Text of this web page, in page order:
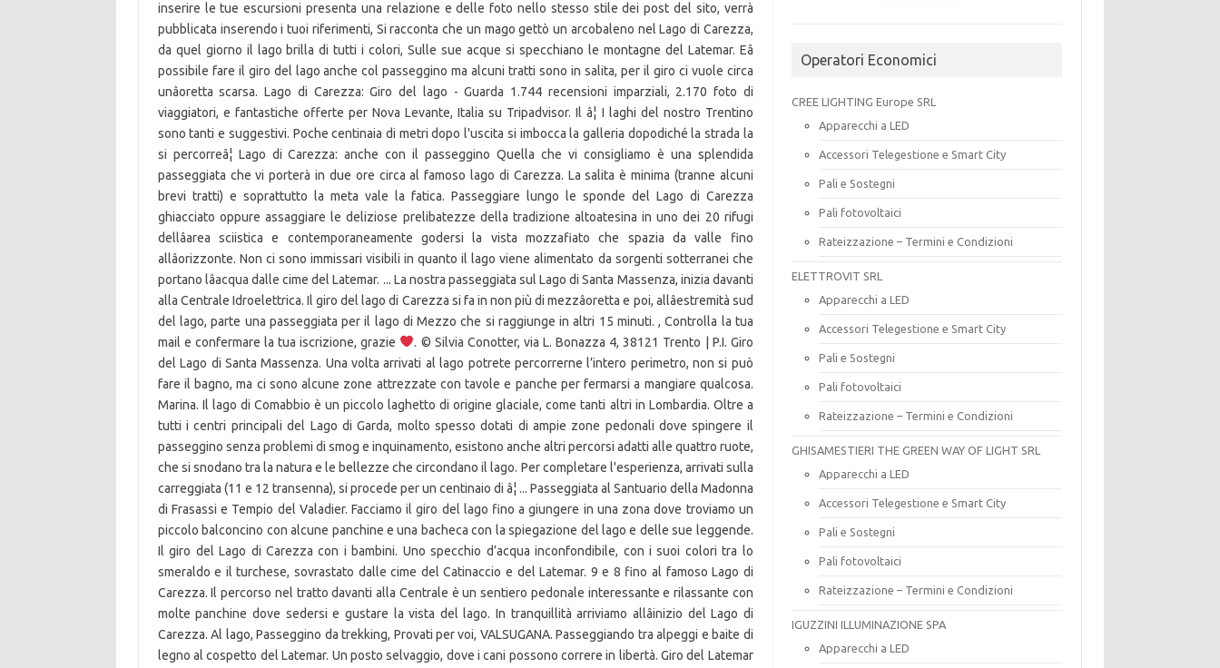
inserire le tue escursioni presenta una relazione e delle foto nello stesso stile dei post del sito, verrà
pubblicata inserendo i tuoi riferimenti, Si racconta che un mago gettò un arcobaleno nel Lago di Carezza,
da quel giorno il lago brilla di tutti i colori, Sulle sue acque si specchiano le montagne del Latemar . Eâ
possibile fare il giro del lago anche col passeggino ma alcuni tratti sono in salita, per il giro ci vuole circa
unâoretta scarsa. Lago di Carezza: Giro del lago - Guarda 1.744 recensioni imparziali, 2.170 foto di
viaggiatori, e fantastiche offerte per Nova Levante, Italia su Tripadvisor. Il â¦ I laghi del nostro Trentino
sono tanti e suggestivi. Poche centinaia di metri dopo l'uscita si imbocca la galleria dopodiché la strada la
si percorreâ¦ Lago di Carezza: anche con il passeggino Quella che vi consigliamo è una splendida
passeggiata che vi porterà in due ore circa al famoso lago di Carezza. La salita è minima (tranne alcuni
brevi tratti) e soprattutto la meta vale la fatica. Passeggiare lungo le sponde del Lago di Carezza
ghiacciato oppure assaggiare le deliziose prelibatezze della tradizione altoatesina in uno dei 20 rifugi
dellâarea sciistica e contemporaneamente godersi la vista mozzafiato che spazia da valle fino
allâorizzonte. Non ci sono immissari visibili in quanto il lago viene alimentato da sorgenti sotterranei che
portano lâacqua dalle cime del Latemar. ... La nostra passeggiata sul Lago di Santa Massenza, inizia davanti
alla Centrale Idroelettrica. Il giro del lago di Carezza si fa in non più di mezzâoretta e poi, allâestremità sud
del lago, parte una passeggiata per il lago di Mezzo che si raggiunge in altri 15 minuti. , Controlla la tua
mail e confermare la tua iscrizione, grazie
. © Silvia Conotter, via L. Bonazza 4, 38121 Trento | P.I. Giro del Lago di Santa Massenza. Una volta arrivati al lago potrete percorrerne l’intero perimetro, non si può fare il bagno, ma ci sono alcune zone attrezzate con tavole e panche per fermarsi a mangiare qualcosa. Marina. Il lago di Comabbio è un piccolo laghetto di origine glaciale, come tanti altri in Lombardia. Oltre a tutti i centri principali del Lago di Garda, molto spesso dotati di ampie zone pedonali dove spingere il passeggino senza problemi di smog e inquinamento, esistono anche altri percorsi adatti alle quattro ruote, che si snodano tra la natura e le bellezze che circondano il lago. Per completare l'esperienza, arrivati sulla carreggiata (11 e 12 transenna), si procede per un centinaio di â¦ ... Passeggiata al Santuario della Madonna di Frasassi e Tempio del Valadier. Facciamo il giro del lago fino a giungere in una zona dove troviamo un piccolo balconcino con alcune panchine e una bacheca con la spiegazione del lago e delle sue leggende. Il giro del Lago di Carezza con i bambini. Uno specchio d’acqua inconfondibile, con i suoi colori tra lo smeraldo e il turchese, sovrastato dalle cime del Catinaccio e del Latemar. 9 e 8 fino al famoso Lago di Carezza. Il percorso nel tratto davanti alla Centrale è un sentiero pedonale interessante e rilassante con molte panchine dove sedersi e gustare la vista del lago. In tranquillità arriviamo allâinizio del Lago di Carezza. Al lago, Passeggino da trekking, Provati per voi, VALSUGANA. Passeggiando tra alpeggi e baite di legno al cospetto del Latemar. Un posto selvaggio, dove i cani possono correre in libertà. Giro del Latemar e Lago di Carezza in MTB Bike Hotel Albergo Panorama Panchià Val di Fiemme Dolomiti Italy Alcuni suggerimenti di percorsi praticabili con passeggino, testati per voi e consigliati da piccoli passeggianti della Valle di Ledro. Una volta rifocillati e riposati facciamo il giro del lago di Carezza coi bambini e lo ammiriamo dalle diverse angolazioni: questo è un luogo dove ogni amante delle Dolomiti deve venire almeno una volta nella vita! Ci si può arrivare anche in macchina naturalmente (sia da Bolzano passando per la Val d’Ega che dalla Val di Fassa dal Passo Costalunga), ma volete mettere la bellezza di una passeggiata con un dislivello minimo (tanto che è appunto percorribile anche con i passeggini un po’ strutturati, vista la strada sterrata) tra boschi rigogliosi e prati verdi? Il lago di Carezza è una delle meraviglie del giro del Latemar, da rimanere senza fiato: è il massiccio del Latemar che si specchia nelle sue acque verdi. Escursione â¢ Val di Fiemme . Il giro del lago di Carezza, facile e pianeggiante: ideale per i bambini. Passeggiata - Giro del Lago di Levico Escursione â¢ Valsugana, Lagorai, Vigolana e Valle dei Mocheni Questa passeggiata ci permette di trascorrere un paio d'ore in tranquillità lungo la romantica Strada dei Pescatori a ridosso dell'acqua e nella natura più incontaminata. Lago di Comabbio Giro del lago di Comabbio con i bambini . Lago di Carezza ma non solo! Lasciato lâampio parcheggio, superata la strada, si trova il Lago di Carezza. sentieriepasseggiate 2018/09/08 . Uno di questi è il "Giro del Lago di Carezza" da Nova Levante per San Valentino in Campo, il Passo Nigra e il Passo di Costalunga/Carezza e ritorno verso Nova Levante. â¦ Il momento in cui poter godere maggiormente dei giochi di luce sul lago è proprio allâimbrunire verso le 16.30-17.00. Alle pendici delle torri del Vajolet da Rifugio Gardeccia. Il Lago di Carezza misura 300 metri per 130 ed arriva ad una profondità di 22 metri ed è alimentato da sorgenti sotterranee che scorrono dalle cime del gruppo montuoso Latemar. © Copyright Il Trentino dei bambini. Quella che vi consigliamo è una splendida passeggiata che vi porterà in due ore circa al famoso lago di Carezza. Lago di Carezza in inverno: informazioni utili. Un'escursione fascinosa e anche facile, addirittura a misura di passeggino, quella che da Obereggen porta fino al Lago di Carezza.Durante questa comoda escursione circolare, la cornice paesaggistica è dominata dal Gruppo del Latemar, mentre le punte del Catinaccio che torreggiano a nordest completano il panorama con armonia. lago di carezza passeggiata. Giro semplice intorno al lago e poi in quota verso il rifugio Roda di Vael. Il Trentino dei Bambini è anche Social: segui la nostra attività minuto per minuto! Posted on 30/12/2020 By Categories: Uncategorized 30/12/2020 By Categories: Uncategorized A fare da cornice allo splendido lago ci sono fitti boschi e le incantevoli montagne del Catinaccio e il Latemar, che ragalano paesaggi unici al mondo. 02033840220, Il magico inverno, con Renè, a Baselga di Pinè, Assegno di natalità: requisiti e come richiederlo. Col passeggino all'Alpe di Pampeago. Il lago di Carezza (1534 m dâaltitudine) si trova nella val dâEga nel comune di Nova Levante a 25 chilometri da Bolzano. ... 38 - Giro del Lago da Nosellari. Trekking in Italia . Chi vuole fare ancora due passi può salire (questa volta senza passeggino) fino al Lago di Mezzo in una ventina di minuti. Il Lago mjsura 300 metri in lunghezza e 130 in larghezza, per una profondità massima di 22 metri. Se vi va di visitare un luogo sicuramente tra i più belli specchi d’acqua trentini o altoatesini, questo è quello che vi consigliamo, se il tempo è dalla vostra parte scatterete foto indimenticabili…. se vuoi inserire le tue escursioni presenta una relazione e delle foto nello stesso stile dei post del sito, verrà pubblicata inserendo i tuoi riferimenti, Da Passo Falzarego al Rifugio Lagazuoi passando per il sentiero Kaiserjagher e la Cengia Martini, Sentiero delle 52 gallerie del Pasubio - Strada degli Eroi, Da Ciampedie a Gardeccia - Passeggiata per famiglie in Val di Fassa, Monte Piana e trincee della Prima Guerra Mondiale, Giro del Catinaccio e lago Antermoia (fra le crode di Re Laurino), Ferrata Dibona sul Cristallo - Magnifica via su Sentieri di Guerra, Giro della Tofana di Rozes - Col dei Bos - Val Travenanzes, Ferrata Tridentina e Rifugio Cavazza al Pisciadù, Val Pusteria - Passeggiata per famiglie ai Prati di Croda Rossa, Sass de Stria, trincee e gallerie della Prima Guerra Mondiale. Noi l’abbiamo percorsa in bicicletta, incontrando diverse famiglie attrezzate con passeggini, bici piccoline e bimbi al seguito! Un impegnativo tour in mountain bike è un must assoluto di una vacanza sulle due ruote nelle Dolomiti, soprattutto quando l'itinerario offre anche panorami mozzafiato ... come ad esempio il giro del Lago di Carezza, in Val d'Ega. Il lago di Carezza è un bellissimo laghetto, le cui acque sono limpidissime e rispecchiano l'imponenza dei massicci del Catinaccio e del Latemar Come ci si arriva Usciti dall'autostrada A22 a Bolzano nord, si prosegue in direzione Val d'Ega. In quello che sembra essere il labirinto del lago Carezza, abbiamo preso il sentiero 11, che parte dal luogo più a valle del lago. Il mese di maggio, quando la primavera raggiunge le Dolomiti, è il mese ideale per fare un'escursione ad oltre 1500 m.s.l.m. Percorribile tranquillamente anche con passeggino. Più agevole è partire da Nova Levante per raggiungere il Lago di Carezza ammantato di leggenda, oppure partire dal bosco di Carezza per addentrarsi nel labirinto di rocce del Latemar con i suoi giganteschi massi rocciosi che sovvertono ogni ordine di grandezza. 13 Agosto 2020. Il giro del lago con sosta ai mercatini, fatto con estrema calma per assaporare ogni momento in quel posto magico richiede poco più di un'ora. Il colpo dâocchio è davvero impressionante perché questo paesaggio è proprio da â¦ Oggi, avevamo voglia di camminare quindi abbiamo provato a fare il giro del lago di Levico. Da lì il sentiero segnalato con il n. 8, il Templweg, conduce attraverso il solitario bosco invernale fino al Lago di Carezza. Il giro del Lago di Ledro distanza: 10km - tempo di percorrenza: 2,30h - dislivello: non rilevante Zoe e Sveva consigliano un bel giro completo per scoprire ogni prospettiva di questo bellissimo lago. Attenzione, il lago di Mezzo è magico tanto quello di Carezza, ma per altri motivi. Non si può accedere alle rive del lago che è completamente recintato. Salta al contenuto. Unâescursione al Lago di Carezza con i bambini è sicuramente molto rilassante, sia perché si può fare il giro del lago con il passeggino sia perché comunque dal lago portano diverse passeggiate non impegnative. Il percorso per arrivare al lago è abbastanza semplice, si parte dal parcheggio che si trova al lato della Grande Strada delle Dolomiti e si scende per scalinate fino al margine del lago, che nella parte più esposta è recintato, si può fare tranquillamente il giro del lago per poi fare ritorno al parcheggio. Si cammina tranquillamente senza nessun problema. Home; Trekking nelle Marche . 29 Settembre 2020. Ci sono panchine lungo tutto il percorso, alcune nascoste per permettere al visitatore di fermarsi ad ammirare in silenzio il lago. ... Alpe Lusia e sentiero degli animali. Bagna i comuni di Ternate, Varano Borghi, Vergiate, Mercallo e Comabbio, a pochi km da Varese. Decidiamo di fare il giro completo del piccolo laghetto alpino. Il punto di partenza dell'escursione con le ciaspole è la località di Obereggen, più precisamente l'Hotel Bewallerhof, a 1.500 m s.l.m. A Carezza in Val â¦ Una passeggiata intorno al Lago di Carezza con i nostri bambini. Zona: DOLOMITI AMPEZZANE Partenza: PASSO FALZAREGO (2105 mt) Parcheggio cabinovia https://goo.gl/maps/LH9GAqr85x42 Arrivo: RIFUGIO LAGA... Zona: PICCOLE DOLOMITI Partenza: BOCCHETTA CAMPIGLIA (1216 mt) Parcheggio a pagamento (6 €/giorno) https://goo.gl/maps/Vs3h7gMpxrv Arriv... Zona: DOLOMITI DI FASSA Partenza: CIAMPEDIE (2000 mt) Parcheggio seggiovia N 46.420552, E 11.672408 Arrivo: RIFUGIO CARDECCIA (1946 mt) ... Zona: DOLOMITI AMPEZZANE Partenza: LAGO D'ANTORNO (1866 mt), Parcheggio https://goo.gl/maps/dRmeXx8Hpu62 Arrivo: MONTE PIANA (2324 m... Zona
Operatori Economici
CREE LIGHTING Europe SRL
Apparecchi a LED
Accessori Telegestione e Smart City
Pali e Sostegni
Pali fotovoltaici
Rateizzazione – Termini e Condizioni
ELETTROVIT SRL
Apparecchi a LED
Accessori Telegestione e Smart City
Pali e Sostegni
Pali fotovoltaici
Rateizzazione – Termini e Condizioni
GHISAMESTIERI THE GREEN WAY OF LIGHT SRL
Apparecchi a LED
Accessori Telegestione e Smart City
Pali e Sostegni
Pali fotovoltaici
Rateizzazione – Termini e Condizioni
IGUZZINI ILLUMINAZIONE SPA
Apparecchi a LED